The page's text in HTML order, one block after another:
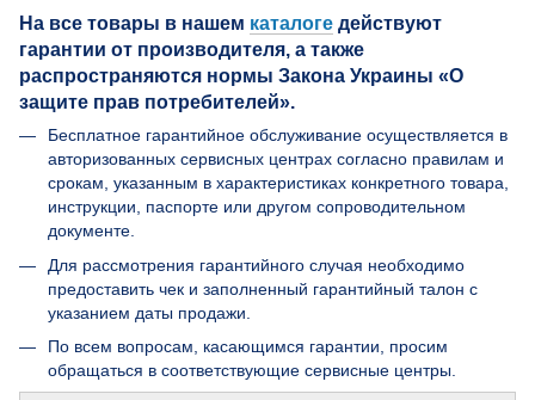
На все товары в нашем каталоге действуют
гарантии от производителя, а также
распространяются нормы Закона Украины «О
защите прав потребителей».
Бесплатное гарантийное обслуживание осуществляется в
авторизованных сервисных центрах согласно правилам и
срокам, указанным в характеристиках конкретного товара,
инструкции, паспорте или другом сопроводительном
документе.
Для рассмотрения гарантийного случая необходимо
предоставить чек и заполненный гарантийный талон с
указанием даты продажи.
По всем вопросам, касающимся гарантии, просим
обращаться в соответствующие сервисные центры.